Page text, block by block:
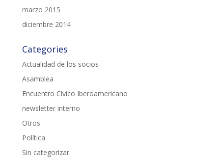
marzo 2015
diciembre 2014
Categories
Actualidad de los socios
Asamblea
Encuentro Cívico Iberoamericano
newsletter interno
Otros
Política
Sin categorizar